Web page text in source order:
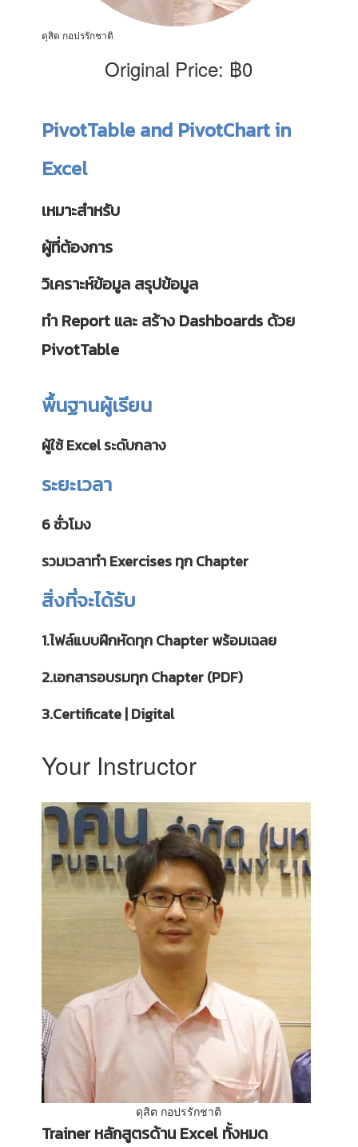
ดุสิต กอปรรักชาติ
Original Price: ฿0
PivotTable and PivotChart in
Excel
เหมาะสำหรับ
ผู้ที่ต้องการ
วิเคราะห์ข้อมูล สรุปข้อมูล
ทำ Report และ สร้าง Dashboards ด้วย
PivotTable
พื้นฐานผู้เรียน
ผู้ใช้ Excel ระดับกลาง
ระยะเวลา
6 ชั่วโมง
รวมเวลาทำ Exercises ทุก Chapter
สิ่งที่จะได้รับ
1.ไฟล์แบบฝึกหัดทุก Chapter พร้อมเฉลย
2.เอกสารอบรมทุก Chapter (PDF)
3.Certificate | Digital
Your Instructor
ดุสิต กอปรรักชาติ
Trainer หลักสูตรด้าน Excel ทั้งหมด